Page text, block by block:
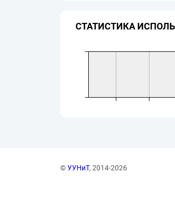
СТАТИСТИКА
©УУНиТ, 2014-2026